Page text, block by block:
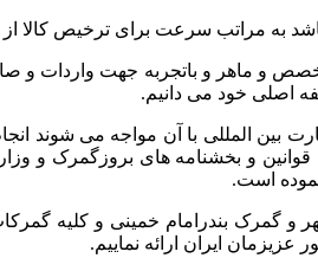
مراتب سرعت برای ترخیص کالا از
قانونی و همچنین با داشتن تیم متخصص و ماهر و
اصلی خود می دانیم.
بین المللی با آن مواجه می شوند
قوانین و بخشنامه های بروزگمرک
است.
بندرامام خمینی و کلیه
ایران ارائه نماییم.